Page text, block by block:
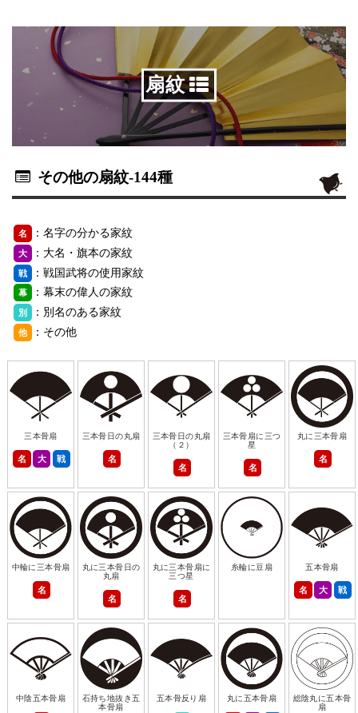
扇紋
その他の扇紋-144種
名 ：名字の分かる家紋
大 ：大名・旗本の家紋
戦 ：戦国武将の使用家紋
幕 ：幕末の偉人の家紋
別 ：別名のある家紋
他 ：その他
三本骨扇
名 大 戦
三本骨日の丸扇
名
三本骨日の丸扇
（２）
名
三本骨扇に三つ
星
名
丸に三本骨扇
名
中輪に三本骨扇
名
丸に三本骨日の
丸扇
名
丸に三本骨扇に
三つ星
名
糸輪に豆扇 五本骨扇
名 大 戦
中陰五本骨扇
石持ち地抜き五
本骨扇
五本骨反り扇 丸に五本骨扇
総陰丸に五本骨
扇